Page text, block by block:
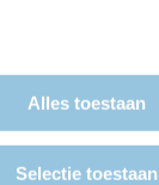
Alles toestaan
Selectie toestaan